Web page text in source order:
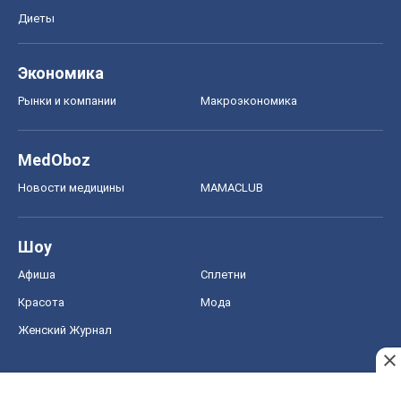
Диеты
Экономика
Рынки и компании Mакроэкономика
MedOboz
Новости медицины MAMACLUB
Шоу
Афиша Сплетни
Красота Мода
Женский Журнал